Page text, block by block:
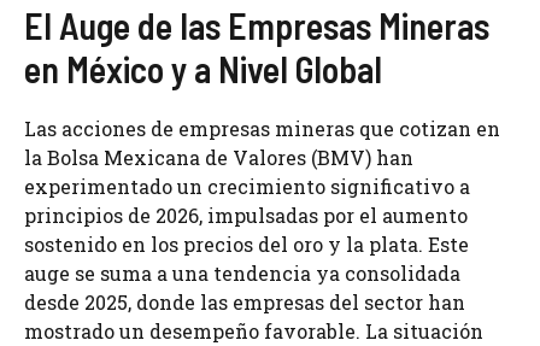
El Auge de las Empresas Mineras
en México y a Nivel Global
Las acciones de empresas mineras que cotizan en
la Bolsa Mexicana de Valores (BMV) han
experimentado un crecimiento significativo a
principios de 2026, impulsadas por el aumento
sostenido en los precios del oro y la plata. Este
auge se suma a una tendencia ya consolidada
desde 2025, donde las empresas del sector han
mostrado un desempeño favorable. La situación